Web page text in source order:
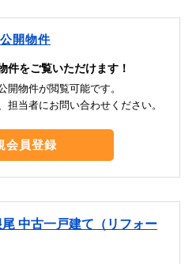
開物件
件をご覧いただけます！
物件が閲覧可能です。
当者にお問い合わせください。
会員登録
中古一戸建て（リフォー